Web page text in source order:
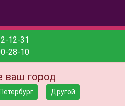
12-31
28-10
ваш город
Другой